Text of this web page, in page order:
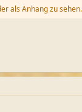
als Anhang zu sehen.